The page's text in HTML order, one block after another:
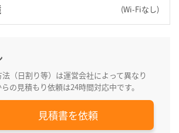
(Wi-Fiなし)
（日割り等）は運営会社によって異なり
の見積もり依頼は24時間対応中です。
見積書を依頼